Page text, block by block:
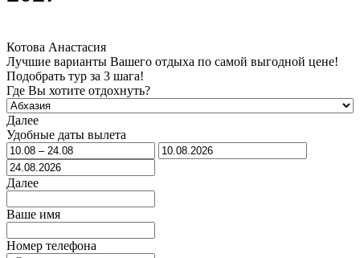
Котова Анастасия
Лучшие варианты Вашего отдыха по самой выгодной цене!
Подобрать тур за 3 шага!
Где Вы хотите отдохнуть?
Далее
Удобные даты вылета
Далее
Ваше имя
Номер телефона